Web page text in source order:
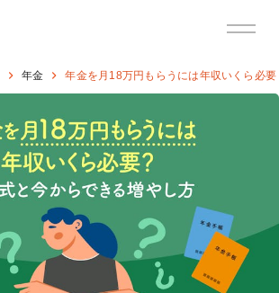
年金 年金を月18万円もらうには年収いくら必